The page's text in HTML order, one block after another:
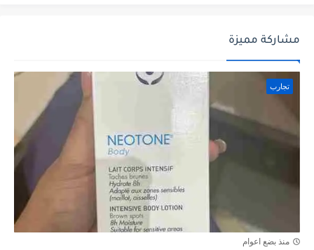
مشاركة مميزة
تجارب
منذ بضع اعوام